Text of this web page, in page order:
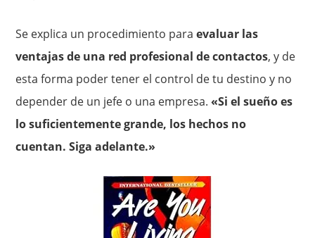
Se explica un procedimiento paraevaluar las
ventajas de una red profesional de contactos, y de
esta forma poder tener el control de tu destino y no
depender de un jefe o una empresa.«Si el sueño es
lo suficientemente grande, los hechos no
cuentan. Siga adelante.»